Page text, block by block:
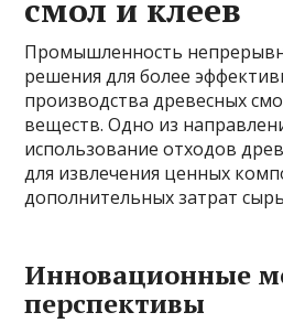
смол и клеев
Промышленность
решения для более
производства древесных
веществ. Одно из
использование отходов
для извлечения ценных
дополнительных затрат
Инновационные
перспективы